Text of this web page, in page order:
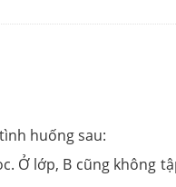
huống sau:
Ở lớp, B cũng